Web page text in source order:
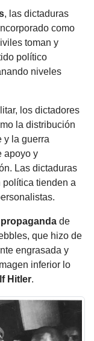
, las dictaduras
como
toman y
político
niveles
los dictadores
la distribución
y la guerra
apoyo y
Las dictaduras
tienden a
propaganda de
que hizo de
engrasada y
inferior lo
Hitler.